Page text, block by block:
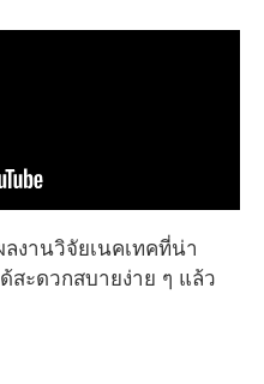
งานวิจัยเนคเทคที่น่า
สะดวกสบายง่าย ๆ แล้ว